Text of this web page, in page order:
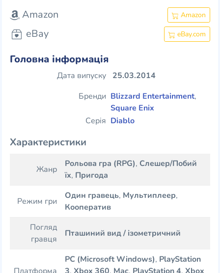
Amazon Amazon
eBay eBay.com
Головна інформація
Дата випуску
25.03.2014
Бренди Blizzard Entertainment,
Square Enix
Серія Diablo
Характеристики
Жанр
Рольова гра (RPG), Слешер/Побий
їх, Пригода
Режим гри
Один гравець, Мультиплеер,
Кооператив
Погляд
гравця
Пташиний вид / ізометричний
PC (Microsoft Windows), PlayStation